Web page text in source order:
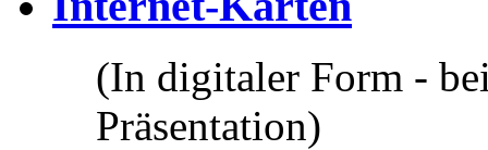
(In digitaler Form -
Präsentation)